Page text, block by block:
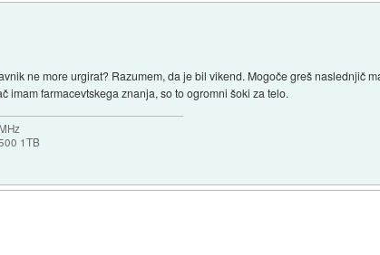
ne more urgirat? Razumem, da je bil vikend. Mogoče greš naslednjič
imam farmacevtskega znanja, so to ogromni šoki za telo.
1TB